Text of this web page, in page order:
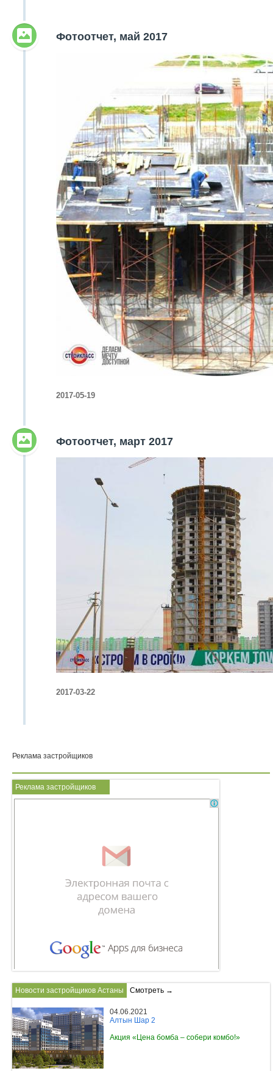
Фотоотчет, май 2017
2017-05-19
Фотоотчет, март 2017
2017-03-22
Реклама застройщиков
Реклама застройщиков
Новости застройщиков Астаны Смотреть →
04.06.2021
Алтын Шар 2
Акция «Цена бомба – собери комбо!»